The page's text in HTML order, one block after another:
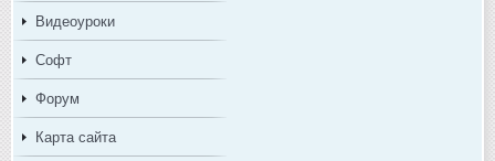
Видеоуроки
Софт
Форум
Карта сайта